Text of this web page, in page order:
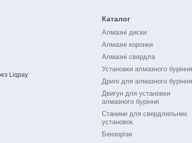
Каталог
Алмазні диски
Алмазні коронки
Алмазні свердла
Установки алмазного буріння
Дрилі для алмазного буріння
Двигун для установки
алмазного буріння
Станини для свердлильних
установок
Бензорізи